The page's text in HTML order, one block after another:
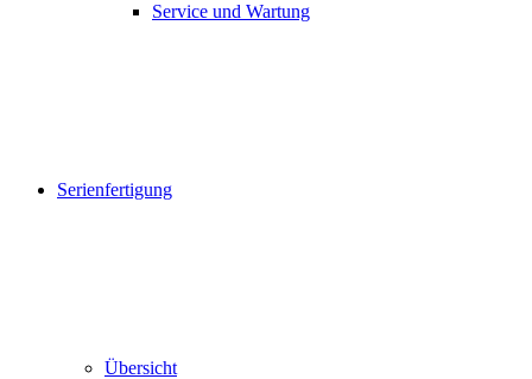
Service und Wartung
Serienfertigung
Übersicht